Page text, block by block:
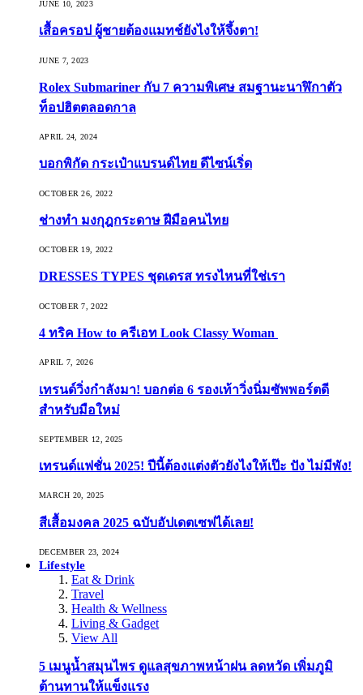
JUNE 10, 2023
เสื้อครอป ผู้ชายต้องแมทช์ยังไงให้จึ้งตา!
JUNE 7, 2023
Rolex Submariner กับ 7 ความพิเศษ สมฐานะนาฬิกาตัว
ท็อปฮิตตลอดกาล
APRIL 24, 2024
บอกพิกัด กระเป๋าแบรนด์ไทย ดีไซน์เริ่ด
OCTOBER 26, 2022
ช่างทำ มงกุฎกระดาษ ฝีมือคนไทย
OCTOBER 19, 2022
DRESSES TYPES ชุดเดรส ทรงไหนที่ใช่เรา
OCTOBER 7, 2022
4 ทริค How to ครีเอท Look Classy Woman
APRIL 7, 2026
เทรนด์วิ่งกำลังมา! บอกต่อ 6 รองเท้าวิ่งนิ่มซัพพอร์ตดี
สำหรับมือใหม่
SEPTEMBER 12, 2025
เทรนด์แฟชั่น 2025! ปีนี้ต้องแต่งตัวยังไงให้เป๊ะ ปัง ไม่มีพัง!
MARCH 20, 2025
สีเสื้อมงคล 2025 ฉบับอัปเดตเซฟได้เลย!
DECEMBER 23, 2024
Lifestyle
Eat & Drink
Travel
Health & Wellness
Living & Gadget
View All
5 เมนูน้ำสมุนไพร ดูแลสุขภาพหน้าฝน ลดหวัด เพิ่มภูมิ
ต้านทานให้แข็งแรง